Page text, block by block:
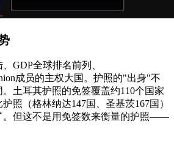
GDP全球排名前列、
成员的主权大国。护照的"出身"不
土耳其护照的免签覆盖约110个国家
照（格林纳达147国、圣基茨167国）
。但这不是用免签数来衡量的护照——